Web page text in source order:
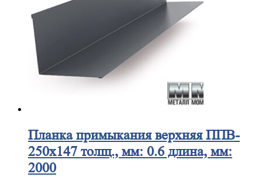
Планкапримыкания верхняя ППВ-
250х147 толщ., мм: 0.6 длина, мм:
2000